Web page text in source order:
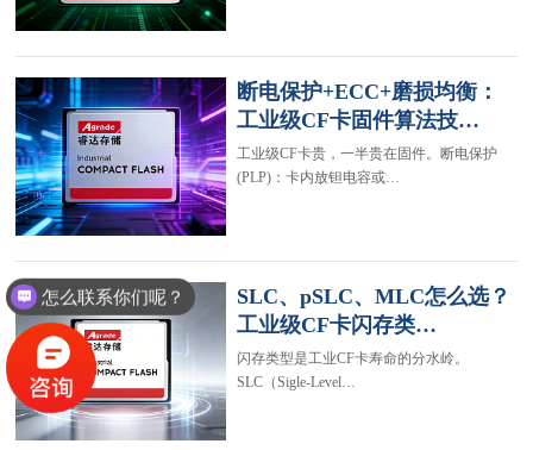
断电保护+ECC+磨损均衡：
工业级CF卡固件算法技…
工业级CF卡贵，一半贵在固件。断电保护
(PLP)：卡内放钽电容或…
SLC、pSLC、MLC怎么选？
工业级CF卡闪存类…
闪存类型是工业CF卡寿命的分水岭。
SLC（Sigle-Level…
怎么联系你们呢？